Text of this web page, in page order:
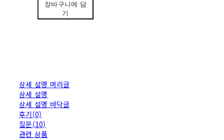
장바구니에 담
기
상세 설명 머리글
상세 설명
상세 설명 바닥글
후기(0)
질문(10)
관련 상품